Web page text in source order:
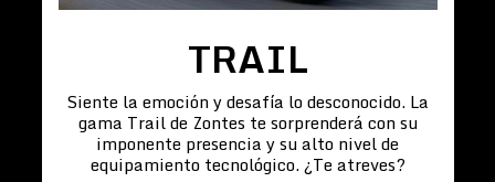
TRAIL
Siente la emoción y desafía lo desconocido. La
gama Trail de Zontes te sorprenderá con su
imponente presencia y su alto nivel de
equipamiento tecnológico. ¿Te atreves?